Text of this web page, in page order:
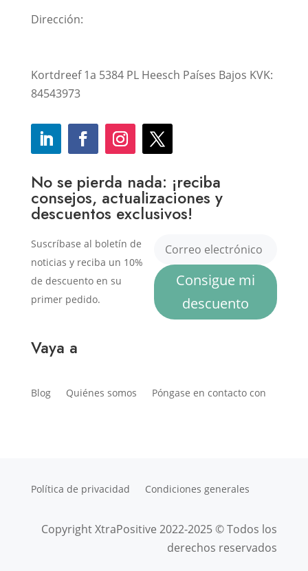
Dirección:
Kortdreef 1a 5384 PL Heesch Países Bajos KVK:
84543973
No se pierda nada: ¡reciba
consejos, actualizaciones y
descuentos exclusivos!
Suscríbase al boletín de
noticias y reciba un 10%
de descuento en su
primer pedido.
Consigue mi
descuento
Vaya a
Blog Quiénes somos Póngase en contacto con
Política de privacidad Condiciones generales
Copyright XtraPositive 2022-2025 © Todos los
derechos reservados